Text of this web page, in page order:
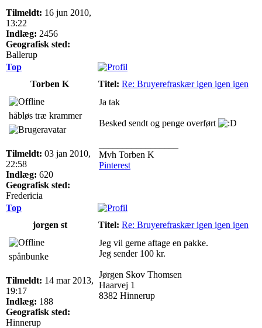
Tilmeldt: 16 jun 2010,
13:22
Indlæg: 2456
Geografisk sted:
Ballerup
Top
Torben K
Titel: Re: Bruyerefraskær igen igen igen
håbløs træ krammer
Tilmeldt: 03 jan 2010,
22:58
Indlæg: 620
Geografisk sted:
Fredericia
Ja tak
Besked sendt og penge overført
Mvh Torben K
Pinterest
Top
jorgen st
Titel: Re: Bruyerefraskær igen igen igen
spånbunke
Tilmeldt: 14 mar 2013,
19:17
Indlæg: 188
Geografisk sted:
Hinnerup
Jeg vil gerne aftage en pakke.
Jeg sender 100 kr.
Jørgen Skov Thomsen
Haarvej 1
8382 Hinnerup